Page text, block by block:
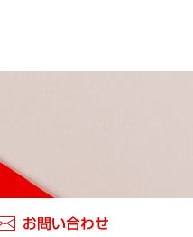
お問い合わせ